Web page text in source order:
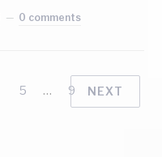
0 comments
5 … 9 NEXT